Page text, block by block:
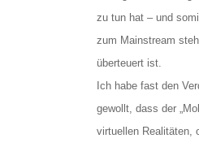
zu tun hat – und
zum Mainstream
überteuert ist.
Ich habe fast den
gewollt, dass der
virtuellen Realitäten,